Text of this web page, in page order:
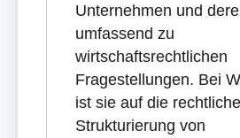
Unternehmen und
umfassend zu
wirtschaftsrechtlichen
Fragestellungen. Bei
ist sie auf die rechtliche
Strukturierung von